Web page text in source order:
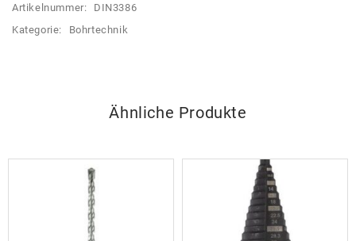
Artikelnummer:
DIN3386
Kategorie:
Bohrtechnik
Ähnliche Produkte